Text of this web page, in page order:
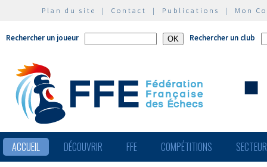
Plan du site | Contact | Publications | Mon
Rechercher un joueur Rechercher un club
ACCUEIL DÉCOUVRIR FFE COMPÉTITIONS